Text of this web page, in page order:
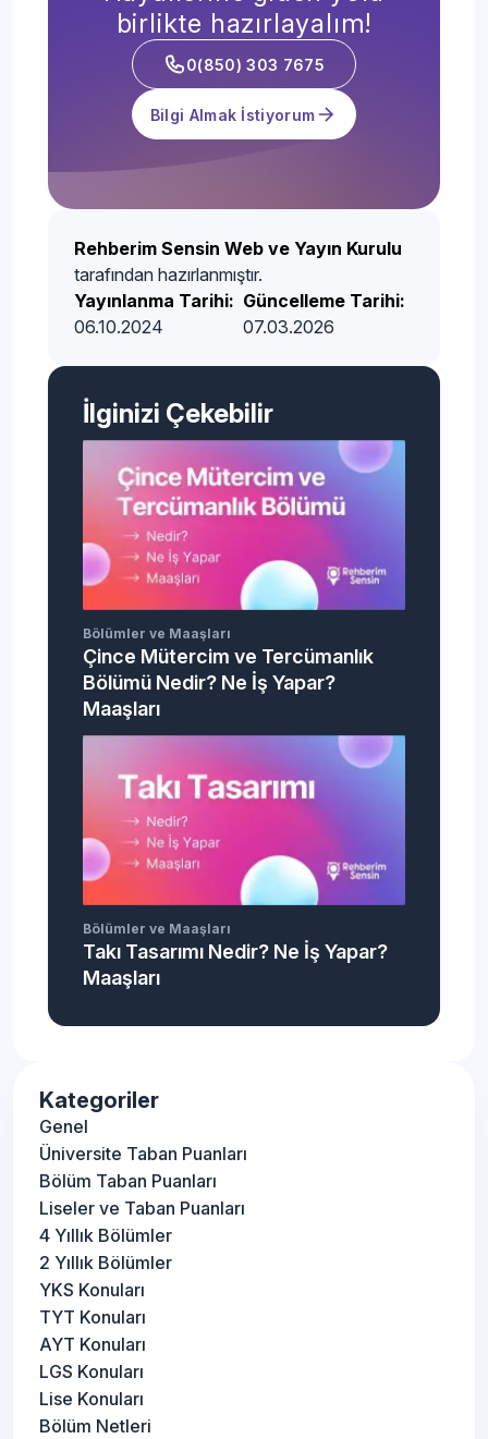
birlikte hazırlayalım!
0(850) 303 7675
Bilgi Almak İstiyorum
Rehberim Sensin Web ve Yayın Kurulu
tarafından hazırlanmıştır.
Yayınlanma Tarihi:
06.10.2024
Güncelleme Tarihi:
07.03.2026
İlginizi Çekebilir
Bölümler ve Maaşları
Çince Mütercim ve Tercümanlık
Bölümü Nedir? Ne İş Yapar?
Maaşları
Bölümler ve Maaşları
Takı Tasarımı Nedir? Ne İş Yapar?
Maaşları
Kategoriler
Genel
Üniversite Taban Puanları
Bölüm Taban Puanları
Liseler ve Taban Puanları
4 Yıllık Bölümler
2 Yıllık Bölümler
YKS Konuları
TYT Konuları
AYT Konuları
LGS Konuları
Lise Konuları
Bölüm Netleri